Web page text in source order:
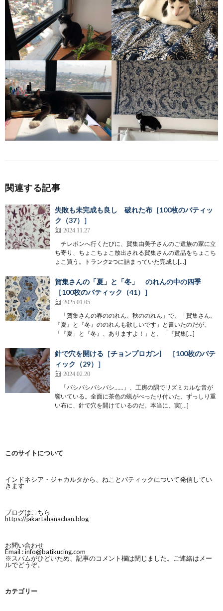
関連する記事
失敗も未完成も良し 破れた布［100枚のバティッ
ク（37）］
2024.11.27
チレボンへ行くたびに、賀集由美子さんのご遺族の家に立
ち寄り、ちょこちょこ放出される賀集さんの遺品をちょこち
ょこ買う。トランク2つに詰まっていた完成し[…]
賀集さんの「夏」と「冬」 のれんの中の四季
［100枚のバティック（41）］
2025.01.05
「賀集さんの春ののれん、秋ののれん」で、「賀集さん、
『夏』と『冬』ののれんも欲しいです」と書いたのだが、
「『夏」と『冬』、ありますよ！」と、「『賀集[…]
針で穴を開ける［チョンプロガン] ［100枚のバテ
ィック（29）］
2024.02.20
「バシバシバシバシ……」、工房の隅でリズミカルな音が
響いている。全面に茶色の蝋がべったり付いた、ずっしり重
い布に、針で穴を開けているのだ。本当に、実[…]
このサイトについて
インドネシア・ジャカルタから、ねことバティックについて発信してい
きます
ブログはこちら
https://jakartahanachan.blog
お問い合わせ
Email :info@batikucing.com
※スパムがひどいため、記事のコメント欄は閉じました。ご連絡はメー
ルでどうぞ。
カテゴリー